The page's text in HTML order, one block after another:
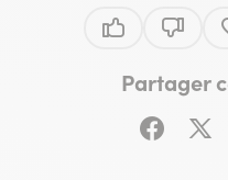
Partager
Partager